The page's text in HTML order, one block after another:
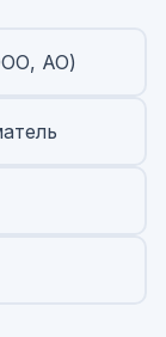
АО)